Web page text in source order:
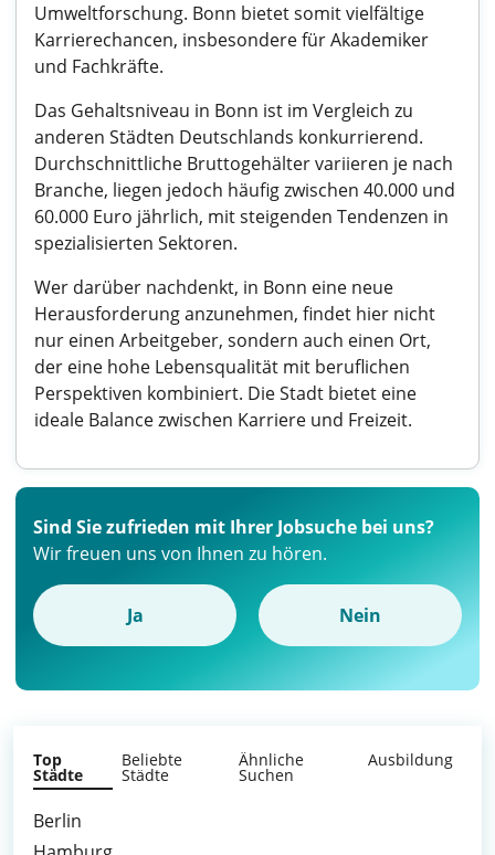
Umweltforschung. Bonn bietet somit vielfältige
Karrierechancen, insbesondere für Akademiker
und Fachkräfte.
Das Gehaltsniveau in Bonn ist im Vergleich zu
anderen Städten Deutschlands konkurrierend.
Durchschnittliche Bruttogehälter variieren je nach
Branche, liegen jedoch häufig zwischen 40.000 und
60.000 Euro jährlich, mit steigenden Tendenzen in
spezialisierten Sektoren.
Wer darüber nachdenkt, in Bonn eine neue
Herausforderung anzunehmen, findet hier nicht
nur einen Arbeitgeber, sondern auch einen Ort,
der eine hohe Lebensqualität mit beruflichen
Perspektiven kombiniert. Die Stadt bietet eine
ideale Balance zwischen Karriere und Freizeit.
Sind Sie zufrieden mit Ihrer Jobsuche bei uns?
Wir freuen uns von Ihnen zu hören.
Ja Nein
Top
Städte
Beliebte
Städte
Ähnliche
Suchen
Ausbildung
Berlin